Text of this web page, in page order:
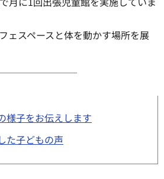
ェスペースと体を動かす場所を展
様子をお伝えします
た子どもの声